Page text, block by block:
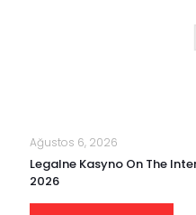
Ağustos 6, 2026
Legalne Kasyno On The
2026